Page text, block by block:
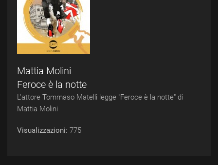
Mattia Molini
Feroce è la notte
L'attore Tommaso Matelli legge "Feroce è la notte" di
Mattia Molini
Visualizzazioni: 775